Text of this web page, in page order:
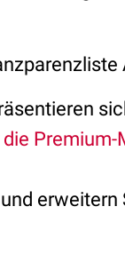
die
erweitern